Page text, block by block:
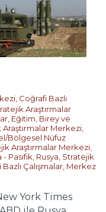
Coğrafi Bazlı
Araştırmalar
Eğitim, Birey ve
Araştırmalar Merkezi
Bölgesel Nüfuz
Araştırmalar Merkezi
- Pasifik Rusya Stratejik
Çalışmalar Merkez
York Times